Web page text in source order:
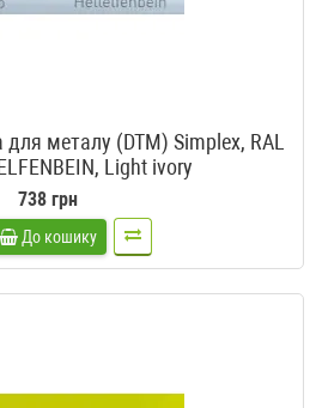
металу (DTM) Simplex, RAL
Light ivory
738 грн
До кошику